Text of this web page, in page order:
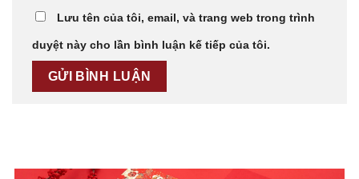
Lưu tên của tôi, email, và trang web trong trình
duyệt này cho lần bình luận kế tiếp của tôi.